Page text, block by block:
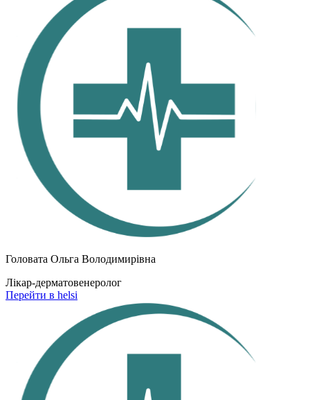
Головата Ольга Володимирівна
Лікар-дерматовенеролог
Перейти в helsi